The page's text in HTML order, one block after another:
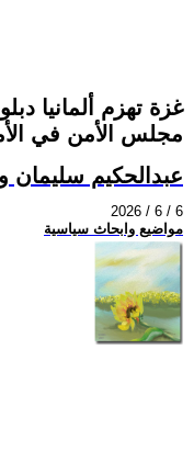
غزة تهزم ألمانيا
مجلس الأمن في
عبدالحكيم سليمان
2026 / 6 / 6
مواضيع وابحاث سياسية